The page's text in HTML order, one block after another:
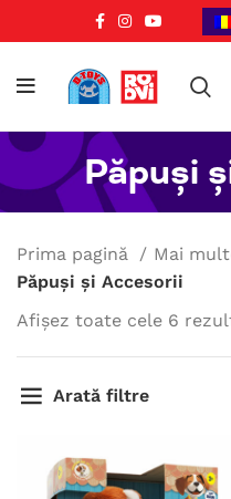
Păpuși
Prima pagină
Mai
Păpuși și Accesorii
Afișez toate cele 6
Arată filtre